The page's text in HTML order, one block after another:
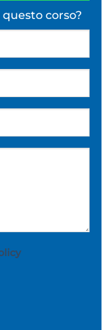
corso?